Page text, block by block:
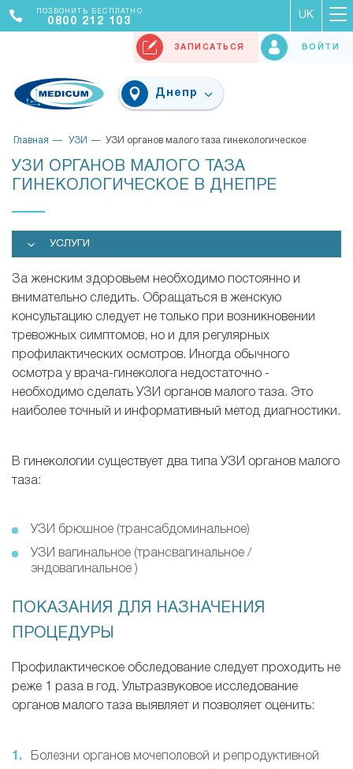
ЗАПИСАТЬСЯ ВОЙТИ
Днепр
ПОЗВОНИТЬ БЕСПЛАТНО
0800 212 103
UK
Главная УЗИ УЗИ органов малого таза гинекологическое
УЗИ ОРГАНОВ МАЛОГО ТАЗА
ГИНЕКОЛОГИЧЕСКОЕ В ДНЕПРЕ
УСЛУГИ
За женским здоровьем необходимо постоянно и
внимательно следить. Обращаться в женскую
консультацию следует не только при возникновении
тревожных симптомов, но и для регулярных
профилактических осмотров. Иногда обычного
осмотра у врача-гинеколога недостаточно -
необходимо сделать УЗИ органов малого таза. Это
наиболее точный и информативный метод диагностики.
В гинекологии существует два типа УЗИ органов малого
таза:
УЗИ брюшное (трансабдоминальное)
УЗИ вагинальное (трансвагинальное /
эндовагинальное )
ПОКАЗАНИЯ ДЛЯ НАЗНАЧЕНИЯ
ПРОЦЕДУРЫ
Профилактическое обследование следует проходить не
реже 1 раза в год. Ультразвуковое исследование
органов малого таза выявляет и позволяет оценить:
Болезни органов мочеполовой и репродуктивной